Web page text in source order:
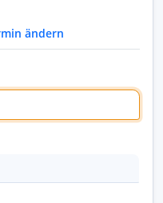
ändern